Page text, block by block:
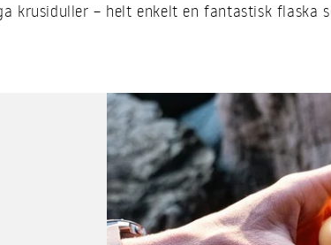
krusiduller – helt enkelt en fantastisk flaska